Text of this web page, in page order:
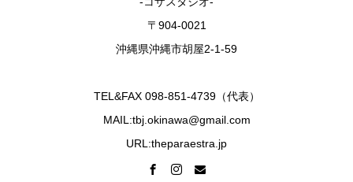
〒904-0021
沖縄県沖縄市胡屋2-1-59
TEL&FAX 098-851-4739（代表）
MAIL:tbj.okinawa@gmail.com
URL:theparaestra.jp